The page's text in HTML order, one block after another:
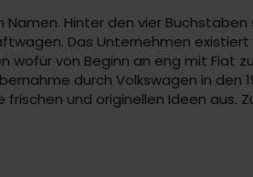
Hinter den vier
Das Unternehmen
wofür von Beginn an eng mit
durch Volkswagen in den
und originellen Ideen